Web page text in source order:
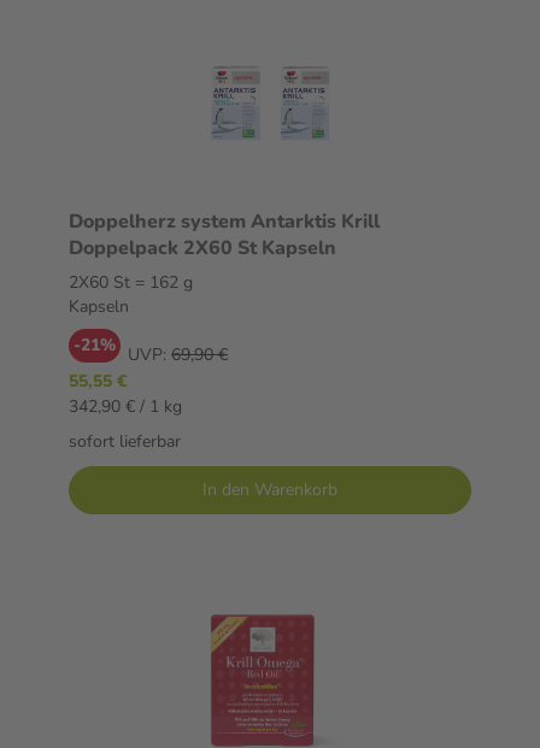
Doppelherz system Antarktis Krill
Doppelpack 2X60 St Kapseln
2X60 St = 162 g
Kapseln
-21% UVP: 69,90 €
55,55 €
342,90 € / 1 kg
sofort lieferbar
In den Warenkorb